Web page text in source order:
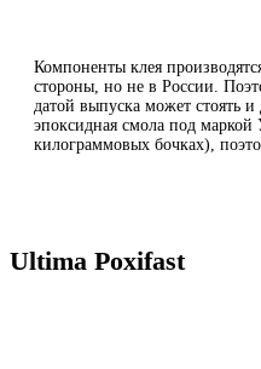
Компоненты клея
стороны, но не в России.
датой выпуска может стоять и
эпоксидная смола под маркой
килограммовых бочках),
Ultima Poxifast